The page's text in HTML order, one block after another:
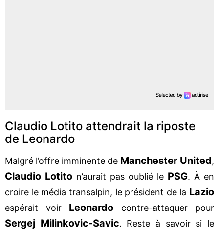
Claudio Lotito attendrait la riposte
de Leonardo
Malgré l’offre imminente de Manchester United,
Claudio Lotito n’aurait pas oublié le PSG. À en
croire le média transalpin, le président de la Lazio
espérait voirLeonardo contre-attaquer pour
Sergej Milinkovic-Savic. Reste à savoir si le